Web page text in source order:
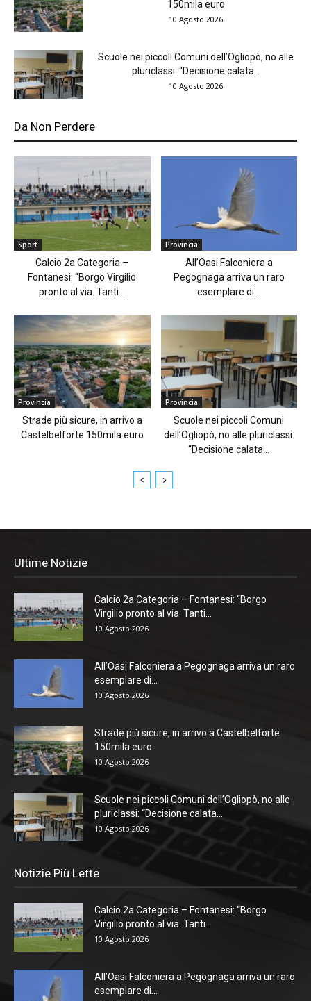
150mila euro
10 Agosto 2026
Scuole nei piccoli Comuni dell’Ogliopò, no alle
pluriclassi: “Decisione calata...
10 Agosto 2026
Da Non Perdere
Sport
Calcio 2a Categoria –
Fontanesi: “Borgo Virgilio
pronto al via. Tanti...
Provincia
All’Oasi Falconiera a
Pegognaga arriva un raro
esemplare di...
Provincia
Strade più sicure, in arrivo a
Castelbelforte 150mila euro
Provincia
Scuole nei piccoli Comuni
dell’Ogliopò, no alle pluriclassi:
“Decisione calata...
Ultime Notizie
Calcio 2a Categoria – Fontanesi: “Borgo
Virgilio pronto al via. Tanti...
10 Agosto 2026
All’Oasi Falconiera a Pegognaga arriva un raro
esemplare di...
10 Agosto 2026
Strade più sicure, in arrivo a Castelbelforte
150mila euro
10 Agosto 2026
Scuole nei piccoli Comuni dell’Ogliopò, no alle
pluriclassi: “Decisione calata...
10 Agosto 2026
Notizie Più Lette
Calcio 2a Categoria – Fontanesi: “Borgo
Virgilio pronto al via. Tanti...
10 Agosto 2026
All’Oasi Falconiera a Pegognaga arriva un raro
esemplare di...